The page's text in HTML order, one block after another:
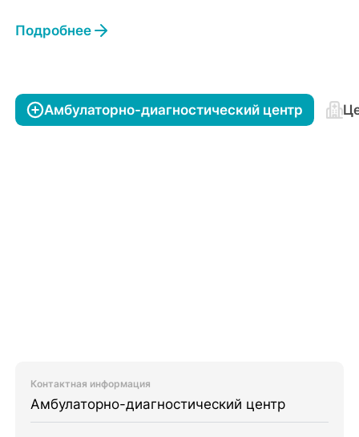
Подробнее
Амбулаторно-диагностический центр
Контактная информация
Амбулаторно-диагностический центр